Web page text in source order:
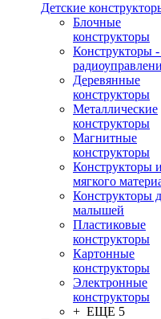
Детские
Блочные
конструкторы
Конструкторы -
Деревянные
конструкторы
Металлические
конструкторы
Магнитные
конструкторы
Конструкторы
мягкого
Конструкторы
малышей
Пластиковые
конструкторы
Картонные
конструкторы
Электронные
конструкторы
+ ЕЩЕ 5